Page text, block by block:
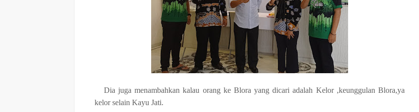
Dia juga menambahkan kalau orang ke Blora yang dicari adalah Kelor ,keunggulan Blora,ya
kelor selain Kayu Jati.